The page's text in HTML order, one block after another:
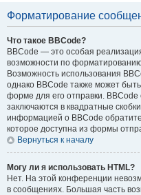
Форматирование
Что такое BBCode?
BBCode — это особая
возможности по
Возможность использования
однако BBCode также может
форме для его отправки.
заключаются в квадратные
информацией о BBCode
которое доступна из формы
Вернуться к началу
Могу ли я использовать HTML?
Нет. На этой конференции
в сообщениях. Большая часть